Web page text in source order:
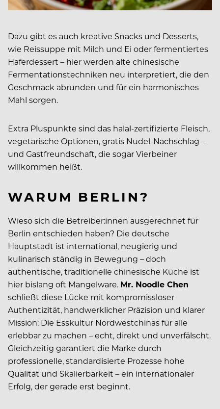
Dazu gibt es auch kreative Snacks und Desserts,
wie Reissuppe mit Milch und Ei oder fermentiertes
Haferdessert – hier werden alte chinesische
Fermentationstechniken neu interpretiert, die den
Geschmack abrunden und für ein harmonisches
Mahl sorgen.
Extra Pluspunkte sind das halal-zertifizierte Fleisch,
vegetarische Optionen, gratis Nudel-Nachschlag –
und Gastfreundschaft, die sogar Vierbeiner
willkommen heißt.
WARUM BERLIN?
Wieso sich die Betreiber:innen ausgerechnet für
Berlin entschieden haben? Die deutsche
Hauptstadt ist international, neugierig und
kulinarisch ständig in Bewegung – doch
authentische, traditionelle chinesische Küche ist
hier bislang oft Mangelware. Mr. Noodle Chen
schließt diese Lücke mit kompromissloser
Authentizität, handwerklicher Präzision und klarer
Mission: Die Esskultur Nordwestchinas für alle
erlebbar zu machen – echt, direkt und unverfälscht.
Gleichzeitig garantiert die Marke durch
professionelle, standardisierte Prozesse hohe
Qualität und Skalierbarkeit – ein internationaler
Erfolg, der gerade erst beginnt.